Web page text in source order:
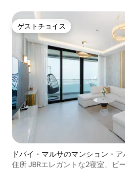
ゲストチョイス
ゲストチョイス
ドバイ・マルサのマンション・ア
住所 JBRエレガントな2寝室、ビ